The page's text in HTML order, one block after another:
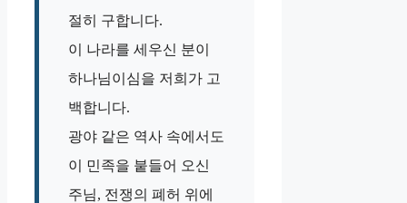
절히 구합니다.
이 나라를 세우신 분이
하나님이심을 저희가 고
백합니다.
광야 같은 역사 속에서도
이 민족을 붙들어 오신
주님, 전쟁의 폐허 위에